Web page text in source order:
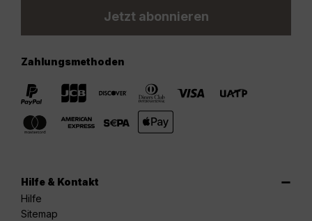
Jetzt abonnieren
Zahlungsmethoden
Hilfe & Kontakt
Hilfe
Sitemap